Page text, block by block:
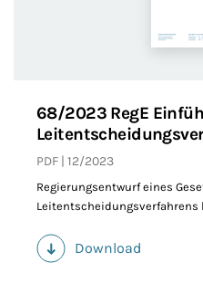
68/2023 RegE
PDF 12/2023
Regierungsentwurf eines
Download
(PDF)